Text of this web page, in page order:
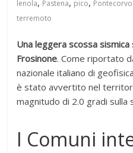
lenola Pastena pico
terremoto
Una leggera scossa
Frosinone. Come riportato
nazionale italiano di
è stato avvertito nel
magnitudo di 2.0 gradi sulla
I Comuni